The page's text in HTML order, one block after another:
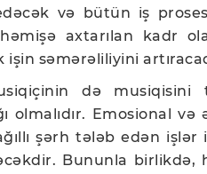
və bütün iş
axtarılan kadr
səmərəliliyini
də
olmalıdır. Emosional və
şərh tələb edən işlər
Bununla birlikdə,